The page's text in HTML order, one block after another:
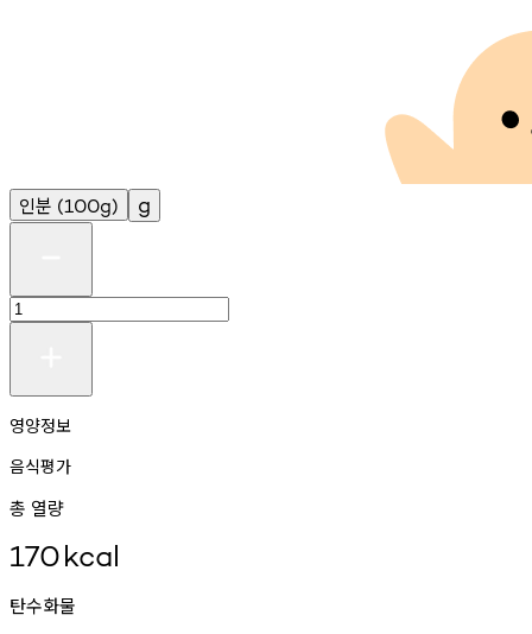
인분 (100g) g
영양정보
음식평가
총 열량
170kcal
탄수화물